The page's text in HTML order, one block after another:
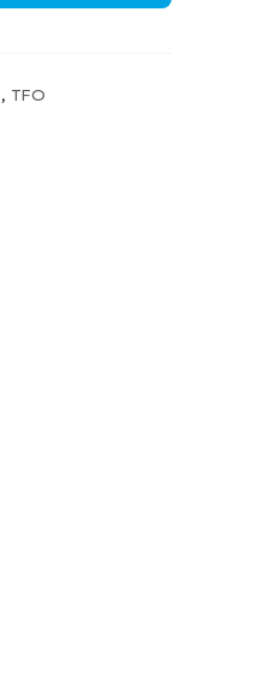
, TFO